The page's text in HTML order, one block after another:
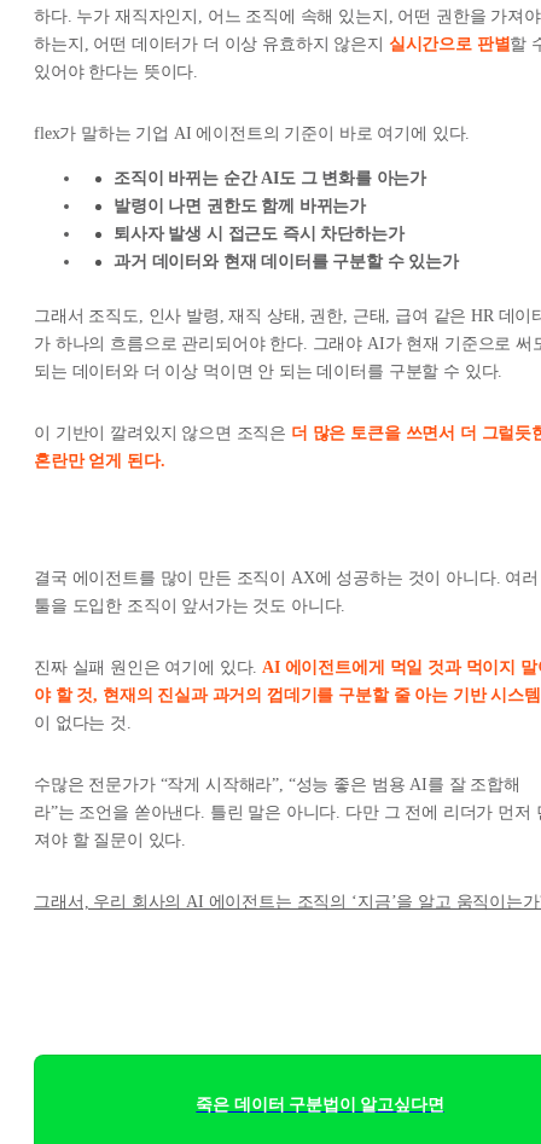
하다. 누가 재직자인지, 어느 조직에 속해 있는지, 어떤 권한을 가져야
하는지, 어떤 데이터가 더 이상 유효하지 않은지 실시간으로 판별할
있어야 한다는 뜻이다.
flex가 말하는 기업 AI 에이전트의 기준이 바로 여기에 있다.
조직이 바뀌는 순간 AI도 그 변화를 아는가
발령이 나면 권한도 함께 바뀌는가
퇴사자 발생 시 접근도 즉시 차단하는가
과거 데이터와 현재 데이터를 구분할 수 있는가
그래서 조직도, 인사 발령, 재직 상태, 권한, 근태, 급여 같은 HR 데이
가 하나의 흐름으로 관리되어야 한다. 그래야 AI가 현재 기준으로 써
되는 데이터와 더 이상 먹이면 안 되는 데이터를 구분할 수 있다.
이 기반이 깔려있지 않으면 조직은 더 많은 토큰을 쓰면서 더 그럴듯
혼란만 얻게 된다.
결국 에이전트를 많이 만든 조직이 AX에 성공하는 것이 아니다. 여러
툴을 도입한 조직이 앞서가는 것도 아니다.
진짜 실패 원인은 여기에 있다.AI 에이전트에게 먹일 것과 먹이지 말
야 할 것, 현재의 진실과 과거의 껍데기를 구분할 줄 아는 기반 시스템
이 없다는 것.
수많은 전문가가 “작게 시작해라”, “성능 좋은 범용 AI를 잘 조합해
라”는 조언을 쏟아낸다. 틀린 말은 아니다. 다만 그 전에 리더가 먼저
져야 할 질문이 있다.
그래서, 우리 회사의 AI 에이전트는 조직의 ‘지금’을 알고 움직이는가
죽은 데이터 구분법이 알고싶다면